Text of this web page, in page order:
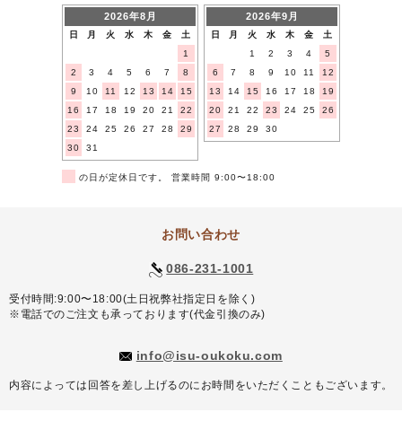
2026年8月
日 月 火 水 木 金
土
1
2
3 4 5 6 7
8
9
10 11 12 13 14
15
16
17 18 19 20 21
22
23
24 25 26 27 28
29
30
31
2026年9月
日 月 火 水 木 金
土
1
2 3 4
5
6
7 8 9 10 11
12
13
14 15 16 17 18
19
20
21 22 23 24 25
26
27
28 29 30
の日が定休日です。 営業時間 9:00〜18:00
お問い合わせ
086-231-1001
受付時間:9:00〜18:00(土日祝弊社指定日を除く)
※電話でのご注文も承っております(代金引換のみ)
info@isu-oukoku.com
内容によっては回答を差し上げるのにお時間をいただくこともございます。